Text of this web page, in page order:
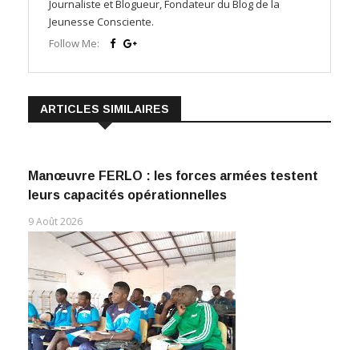
Journaliste et Blogueur, Fondateur du Blog de la
Jeunesse Consciente.
Follow Me:
ARTICLES SIMILAIRES
Manœuvre FERLO : les forces armées testent
leurs capacités opérationnelles
9 Août 2026